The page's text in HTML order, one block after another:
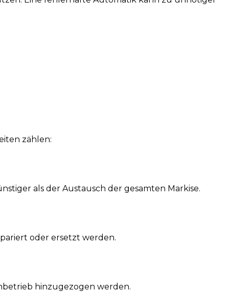
zählen:
als der Austausch der gesamten Markise.
oder ersetzt werden.
hinzugezogen werden.